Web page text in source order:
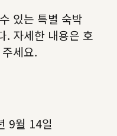
있는 특별 숙박
. 자세한 내용은 호
세요.
9월 14일